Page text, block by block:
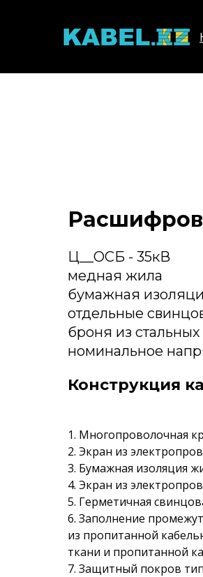
Ц__ОСБ - 35кВ
медная жила
бумажная
отдельные
броня из стальных
номинальное
Конструкция
1. Многопроволочная
2. Экран из
3. Бумажная изоляция
4. Экран из
5. Герметичная
6. Заполнение
из пропитанной
ткани и пропитанной
7. Защитный покров